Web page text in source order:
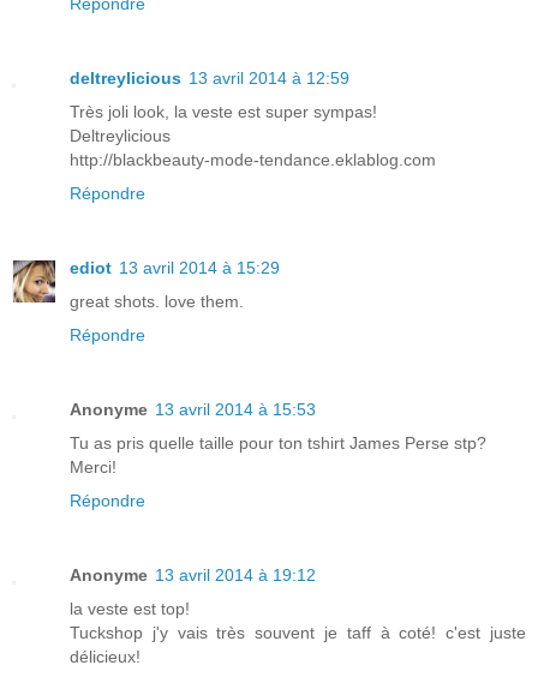
Répondre
deltreylicious 13 avril 2014 à 12:59
Très joli look, la veste est super sympas!
Deltreylicious
http://blackbeauty-mode-tendance.eklablog.com
Répondre
ediot 13 avril 2014 à 15:29
great shots. love them.
Répondre
Anonyme 13 avril 2014 à 15:53
Tu as pris quelle taille pour ton tshirt James Perse stp?
Merci!
Répondre
Anonyme 13 avril 2014 à 19:12
la veste est top!
Tuckshop j'y vais très souvent je taff à coté! c'est juste
délicieux!